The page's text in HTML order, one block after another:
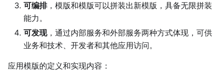
可编排，模版和模版可以拼装出新模版，具备无限拼装
能力。
可发现，通过内部服务和外部服务两种方式体现，可供
业务和技术、开发者和其他应用访问。
应用模版的定义和实现内容：